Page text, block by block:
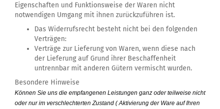
Eigenschaften und Funktionsweise der Waren nicht
notwendigen Umgang mit ihnen zurückzuführen ist.
Das Widerrufsrecht besteht nicht bei den folgenden
Verträgen:
Verträge zur Lieferung von Waren, wenn diese nach
der Lieferung auf Grund ihrer Beschaffenheit
untrennbar mit anderen Gütern vermischt wurden.
Besondere Hinweise
Können Sie uns die empfangenen Leistungen ganz oder teilweise nicht
oder nur im verschlechterten Zustand ( Aktivierung der Ware auf Ihren